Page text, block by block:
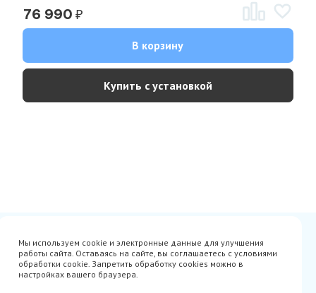
76 990 ₽
В корзину
Купить с установкой
Avito
Акции
Гарантия
Оплата
Производители
Мы используем cookie и электронные данные для улучшения
работы сайта. Оставаясь на сайте, вы соглашаетесь с условиями
обработки cookie. Запретить обработку cookies можно в
настройках вашего браузера.